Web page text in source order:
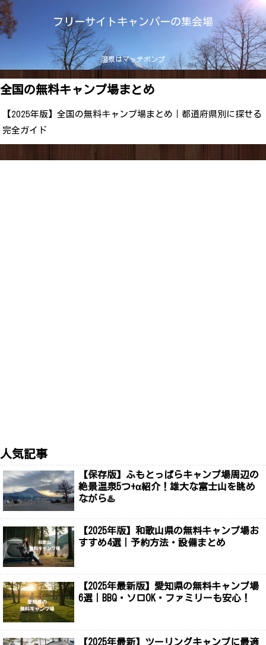
フリーサイトキャンパーの集会場
温泉はマッチポンプ
全国の無料キャンプ場まとめ
【2025年版】全国の無料キャンプ場まとめ｜都道府県別に探せる
完全ガイド
人気記事
【保存版】ふもとっぱらキャンプ場周辺の
絶景温泉5つ+α紹介！雄大な富士山を眺め
ながら♨️
【2025年版】和歌山県の無料キャンプ場お
すすめ4選｜予約方法・設備まとめ
【2025年最新版】愛知県の無料キャンプ場
6選｜BBQ・ソロOK・ファミリーも安心！
【2025年最新】ツーリングキャンプに最適